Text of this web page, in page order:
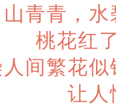
山青青，
桃花红
间繁花
让人